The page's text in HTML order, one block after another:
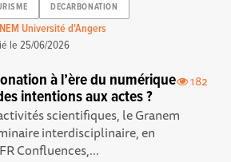
DECARBONATION
Université d'Angers
le25/06/2026
182
à l’ère du numérique
intentions aux actes ?
scientifiques, le Granem
interdisciplinaire, en
Confluences,...